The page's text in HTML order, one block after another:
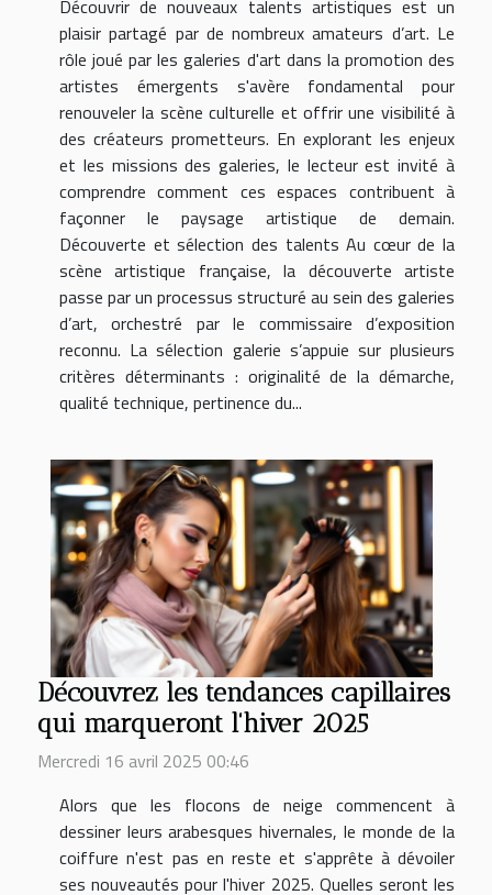
Découvrir de nouveaux talents artistiques est un
plaisir partagé par de nombreux amateurs d’art. Le
rôle joué par les galeries d'art dans la promotion des
artistes émergents s'avère fondamental pour
renouveler la scène culturelle et offrir une visibilité à
des créateurs prometteurs. En explorant les enjeux
et les missions des galeries, le lecteur est invité à
comprendre comment ces espaces contribuent à
façonner le paysage artistique de demain.
Découverte et sélection des talents Au cœur de la
scène artistique française, la découverte artiste
passe par un processus structuré au sein des galeries
d’art, orchestré par le commissaire d’exposition
reconnu. La sélection galerie s’appuie sur plusieurs
critères déterminants : originalité de la démarche,
qualité technique, pertinence du...
Découvrez les tendances capillaires
qui marqueront l'hiver 2025
Mercredi 16 avril 2025 00:46
Alors que les flocons de neige commencent à
dessiner leurs arabesques hivernales, le monde de la
coiffure n'est pas en reste et s'apprête à dévoiler
ses nouveautés pour l'hiver 2025. Quelles seront les